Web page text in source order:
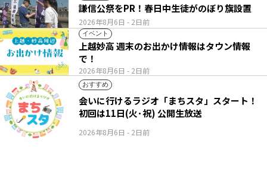
2026年8月6日 - 2日前
謙信公祭をPR！春日中生徒がのぼり旗設置
イベント
2026年8月6日 - 2日前
上越妙高 週末のお出かけ情報はタウン情報
で！
おすすめ
2026年8月6日 - 2日前
会いに行けるラジオ「まちスタ」スタート！
初回は11日(火･祝) 公開生放送